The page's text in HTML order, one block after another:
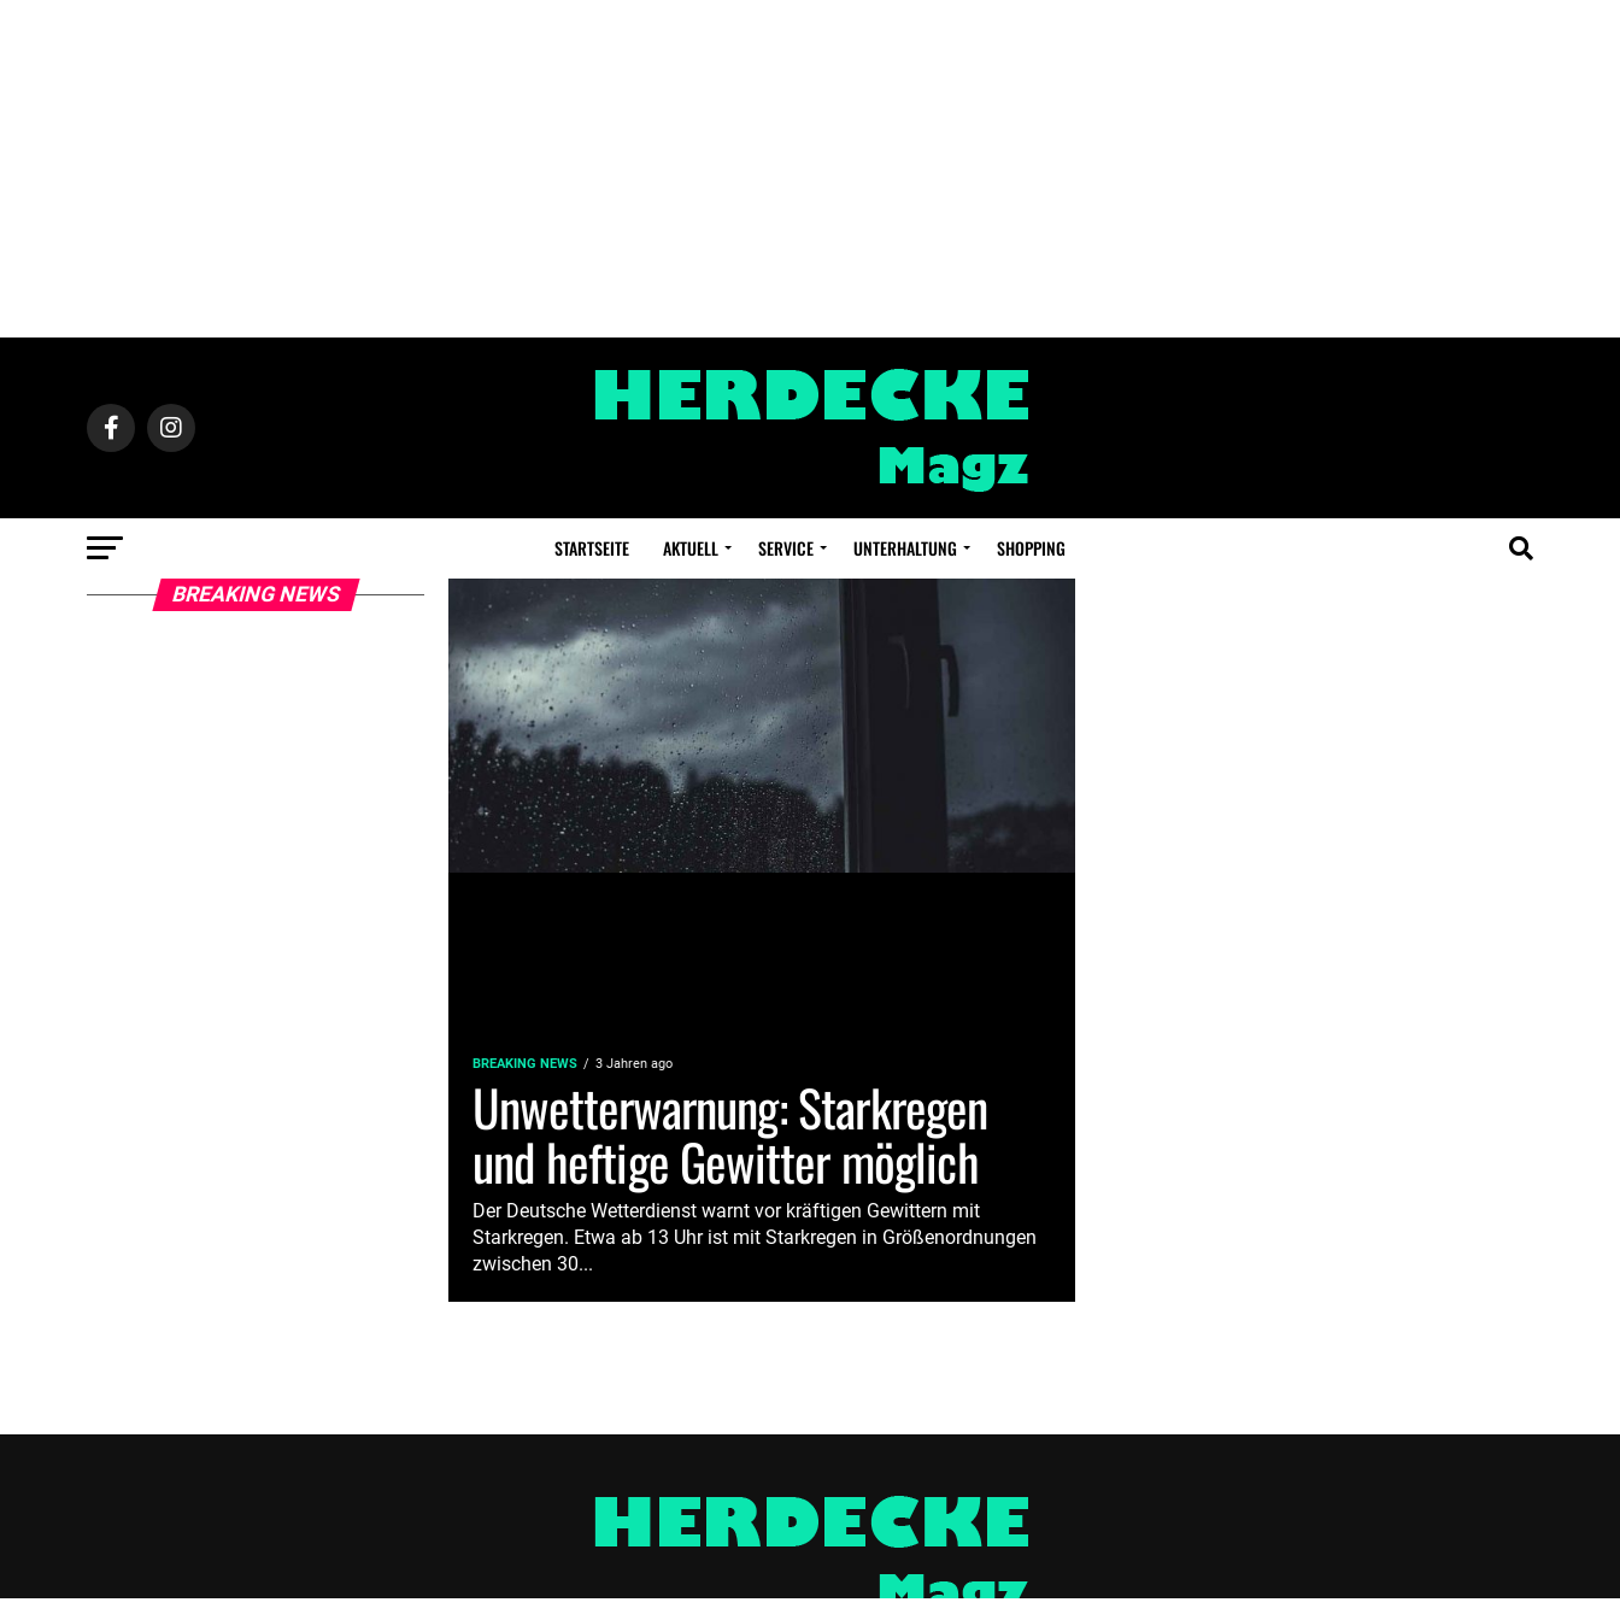
STARTSEITE AKTUELL SERVICE UNTERHALTUNG SHOPPING
BREAKING NEWS 3 Jahren ago
Unwetterwarnung: Starkregen
und heftige Gewitter möglich
Der Deutsche Wetterdienst warnt vor kräftigen Gewittern mit
Starkregen. Etwa ab 13 Uhr ist mit Starkregen in Größenordnungen
zwischen 30...
BREAKING NEWS